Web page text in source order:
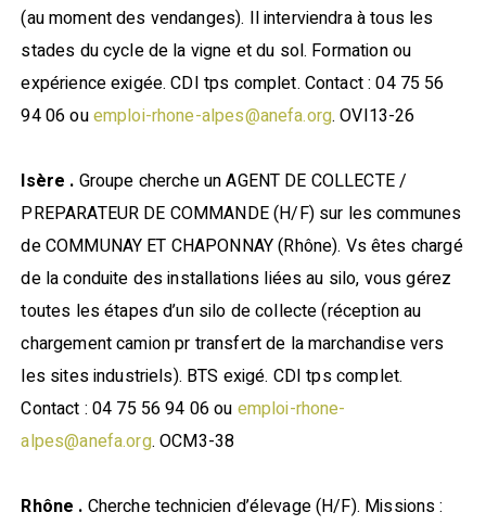
(au moment des vendanges). Il interviendra à tous les
stades du cycle de la vigne et du sol. Formation ou
expérience exigée. CDI tps complet. Contact : 04 75 56
94 06 ouemploi-rhone-alpes@anefa.org. OVI13-26
Isère . Groupe cherche un AGENT DE COLLECTE /
PREPARATEUR DE COMMANDE (H/F) sur les communes
de COMMUNAY ET CHAPONNAY (Rhône). Vs êtes chargé
de la conduite des installations liées au silo, vous gérez
toutes les étapes d’un silo de collecte (réception au
chargement camion pr transfert de la marchandise vers
les sites industriels). BTS exigé. CDI tps complet.
Contact : 04 75 56 94 06 ou emploi-rhone-
alpes@anefa.org. OCM3-38
Rhône . Cherche technicien d’élevage (H/F). Missions :